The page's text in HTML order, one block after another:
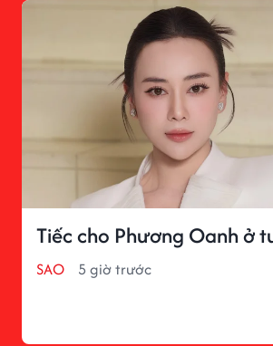
Tiếc cho Phương Oanh ở
SAO 5 giờ trước